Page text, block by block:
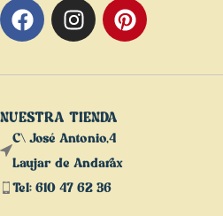
NUESTRA TIENDA
C\ José Antonio,4
Laujar de Andarax
Tel: 610 47 62 36